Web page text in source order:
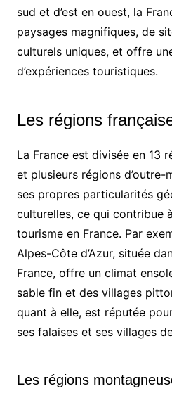
sud et d’est en ouest, la
paysages magnifiques, de
culturels uniques, et offre
d’expériences touristiques.
Les régions
La France est divisée en 13
et plusieurs régions d’outre-
ses propres particularités
culturelles, ce qui contribue
tourisme en France. Par
Alpes-Côte d’Azur, située
France, offre un climat
sable fin et des villages
quant à elle, est réputée
ses falaises et ses villages
Les régions